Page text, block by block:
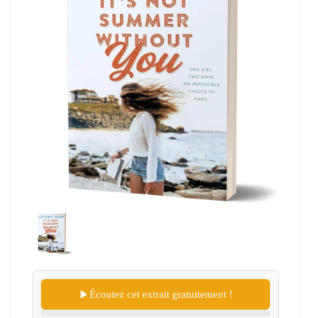
Écoutez cet extrait gratuitement !